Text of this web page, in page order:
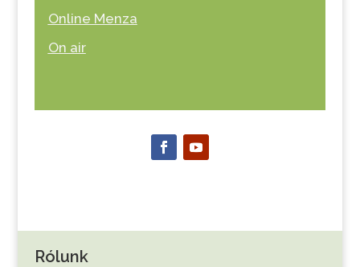
Online Menza
On air
Rólunk